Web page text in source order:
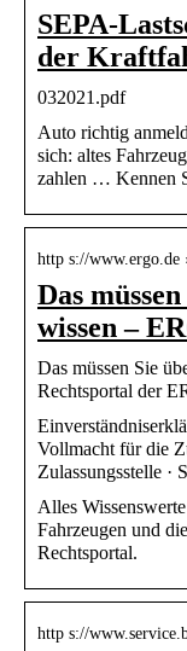
SEPA-
der
032021.pdf
Auto richtig
sich: altes
zahlen … Kennen
http s://www.ergo.de
Das
wissen –
Das müssen Sie
Rechtsportal der
Vollmacht für die
Zulassungsstelle ·
Alles
Fahrzeugen und
Rechtsportal.
http s://